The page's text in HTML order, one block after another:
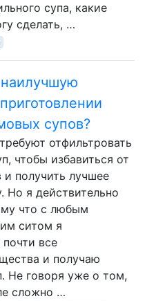
супа, какие
сделать, …
супов?
отфильтровать
чтобы избавиться от
получить лучшее
Но я действительно
что с любым
ситом я
все
и получаю
Не говоря уже о том,
сложно …